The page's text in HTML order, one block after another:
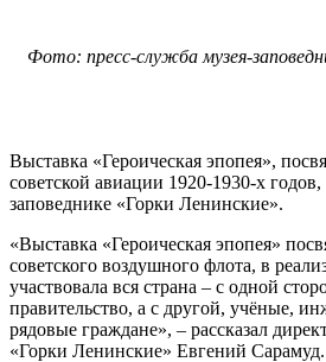
Фото: пресс-служба музея-
Выставка «Героическая эпопея»,
советской авиации 1920-1930-х годов,
заповеднике «Горки Ленинские».
«Выставка «Героическая эпопея»
советского воздушного флота, в
участвовала вся страна – с одной
правительство, а с другой, учёные,
рядовые граждане», – рассказал
«Горки Ленинские» Евгений Сарамуд.